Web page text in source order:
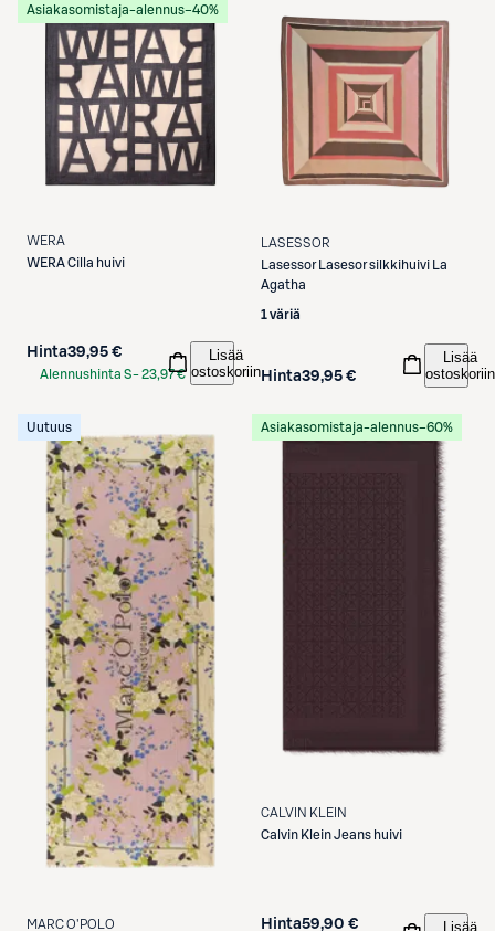
Asiakasomistaja-alennus−40%
WERA
WERACilla huivi
Hinta39,95 €
Alennushinta S-23,97 €
Lisää
ostoskoriin
LASESSOR
Lasessor
Lasesor silkkihuivi La
Agatha
1 väriä
Hinta39,95 €
Lisää
ostoskoriin
Uutuus
MARC O'POLO
Asiakasomistaja-alennus−60%
CALVIN KLEIN
Calvin KleinJeans huivi
Hinta59,90 € Lisää